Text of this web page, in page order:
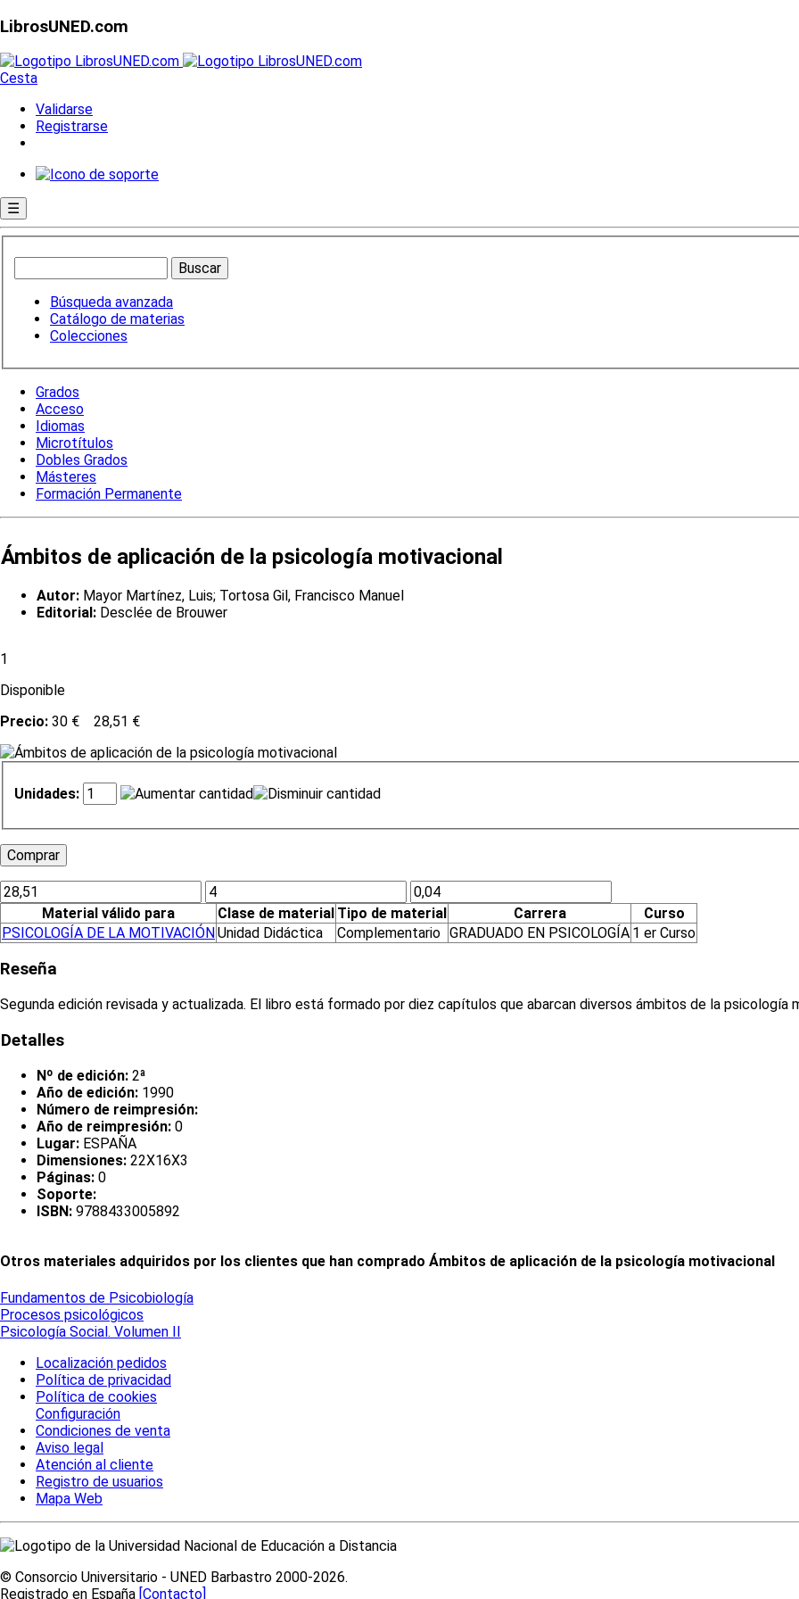
LibrosUNED.com
Cesta
Validarse
Registrarse
☰
Búsqueda avanzada
Catálogo de materias
Colecciones
Grados
Acceso
Idiomas
Microtítulos
Dobles Grados
Másteres
Formación Permanente
Ámbitos de aplicación de la psicología motivacional
Autor: Mayor Martínez, Luis; Tortosa Gil, Francisco Manuel
Editorial: Desclée de Brouwer
1
Disponible
Precio: 30 € 28,51 €
Unidades:
Material válido para Clase de material Tipo de material Carrera
Curso
PSICOLOGÍA DE LA MOTIVACIÓNUnidad Didáctica Complementario GRADUADO EN PSICOLOGÍA 1 er Curso
Reseña
Segunda edición revisada y actualizada. El libro está formado por diez capítulos que abarcan diversos ámbitos de la psicología
Detalles
Nº de edición: 2ª
Año de edición: 1990
Número de reimpresión:
Año de reimpresión: 0
Lugar: ESPAÑA
Dimensiones: 22X16X3
Páginas: 0
Soporte:
ISBN: 9788433005892
Otros materiales adquiridos por los clientes que han comprado Ámbitos de aplicación de la psicología motivacional
Fundamentos de Psicobiología
Procesos psicológicos
Psicología Social. Volumen II
Localización pedidos
Política de privacidad
Política de cookies
Configuración
Condiciones de venta
Aviso legal
Atención al cliente
Registro de usuarios
Mapa Web
© Consorcio Universitario - UNED Barbastro 2000-2026.
Registrado en España [Contacto]